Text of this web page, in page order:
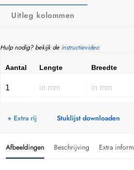
Uitleg kolommen
Hulp nodig? bekijk de instructievideo
Aantal Lengte Breedte
+ Extra rij Stuklijst downloaden
Afbeeldingen Beschrijving Extra